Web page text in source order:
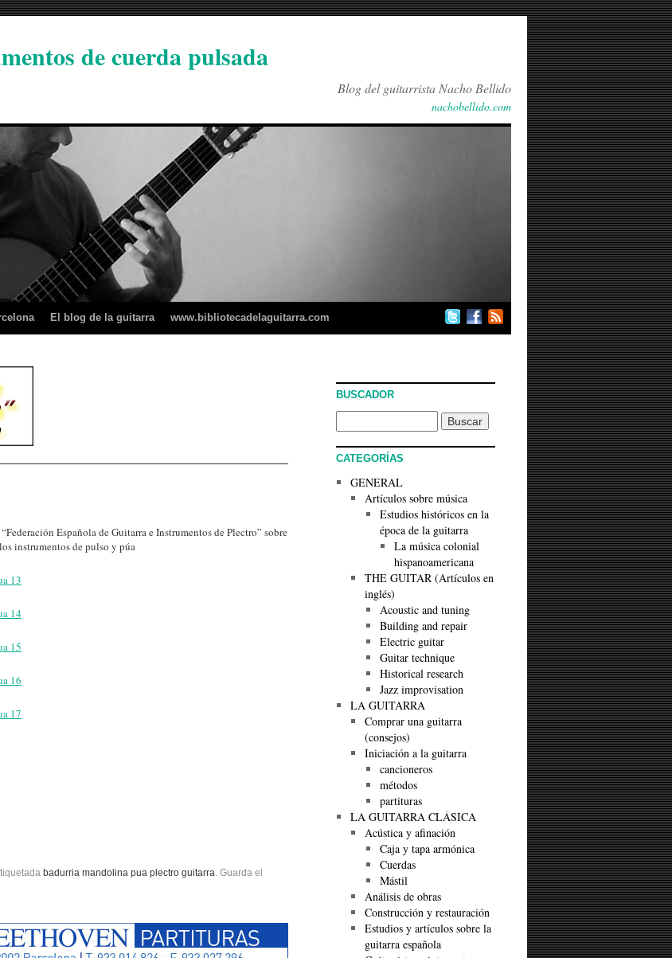
de cuerda pulsada
Blog del guitarrista Nacho Bellido
nachobellido.com
El blog de la guitarra www.bibliotecadelaguitarra.com
Española de Guitarra e Instrumentos de Plectro” sobre
instrumentos de pulso y púa
13
14
15
16
17
badurria mandolina pua plectro guitarra . Guarda el
BUSCADOR
CATEGORÍAS
GENERAL
Artículos sobre música
Estudios históricos en la
época de la guitarra
La música colonial
hispanoamericana
THE GUITAR (Artículos en
inglés)
Acoustic and tuning
Building and repair
Electric guitar
Guitar technique
Historical research
Jazz improvisation
LA GUITARRA
Comprar una guitarra
(consejos)
Iniciación a la guitarra
cancioneros
métodos
partituras
LA GUITARRA CLÁSICA
Acústica y afinación
Caja y tapa armónica
Cuerdas
Mástil
Análisis de obras
Construcción y restauración
Estudios y artículos sobre la
guitarra española